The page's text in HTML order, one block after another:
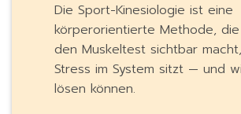
Die Sport-Kinesiologie ist eine
körperorientierte Methode,
den Muskeltest sichtbar
Stress im System sitzt — und
lösen können.